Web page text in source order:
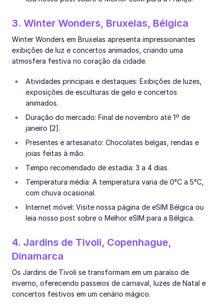
3. Winter Wonders, Bruxelas, Bélgica
Winter Wonders em Bruxelas apresenta impressionantes
exibições de luz e concertos animados, criando uma
atmosfera festiva no coração da cidade.
Atividades principais e destaques: Exibições de luzes,
exposições de esculturas de gelo e concertos
animados.
Duração do mercado: Final de novembro até 1º de
janeiro [2].
Presentes e artesanato: Chocolates belgas, rendas e
joias feitas à mão.
Tempo recomendado de estadia: 3 a 4 dias.
Temperatura média: A temperatura varia de 0°C a 5°C,
com chuva ocasional.
Internet móvel: Visite nossa página de eSIM Bélgica ou
leia nosso post sobre o Melhor eSIM para a Bélgica.
4. Jardins de Tivoli, Copenhague,
Dinamarca
Os Jardins de Tivoli se transformam em um paraíso de
inverno, oferecendo passeios de carnaval, luzes de Natal e
concertos festivos em um cenário mágico.